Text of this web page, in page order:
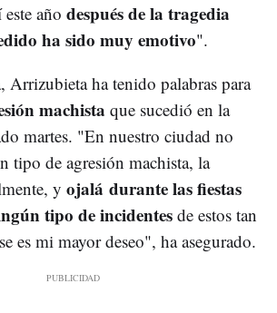
año después de la tragedia
ha sido muy emotivo".
Arrizubieta ha tenido palabras para
machista que sucedió en la
martes. "En nuestro ciudad no
tipo de agresión machista, la
y ojalá durante las fiestas
tipo de incidentes de estos tan
es mi mayor deseo", ha asegurado.